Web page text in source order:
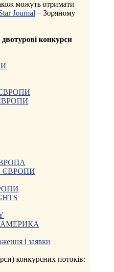
можуть отримати
Journal – Зоряному
конкурси
ЄВРОПИ
АМЕРИКА
і заявки
конкурсних потоків: